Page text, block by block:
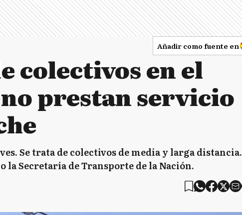
Añadir como fuente en
colectivos en el
prestan servicio
Se trata de colectivos de media y larga distancia.
la Secretaría de Transporte de la Nación.